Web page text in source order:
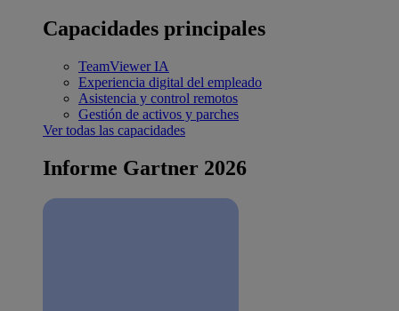
Capacidades principales
TeamViewer IA
Experiencia digital del empleado
Asistencia y control remotos
Gestión de activos y parches
Ver todas las capacidades
Informe Gartner 2026